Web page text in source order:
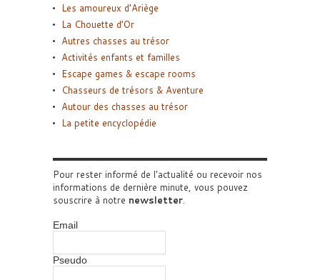
Les amoureux d’Ariège
La Chouette d’Or
Autres chasses au trésor
Activités enfants et familles
Escape games & escape rooms
Chasseurs de trésors & Aventure
Autour des chasses au trésor
La petite encyclopédie
Pour rester informé de l'actualité ou recevoir nos
informations de dernière minute, vous pouvez
souscrire à notre newsletter.
Email
Pseudo